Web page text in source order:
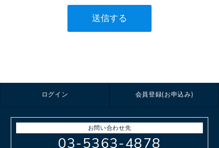
送信する
ログイン 会員登録(お申込み)
お問い合わせ先
03-5363-4878